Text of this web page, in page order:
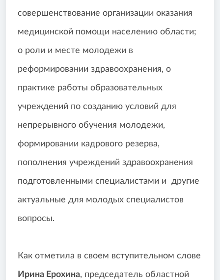
совершенствование организации оказания
медицинской помощи населению области;
о роли и месте молодежи в
реформировании здравоохранения, о
практике работы образовательных
учреждений по созданию условий для
непрерывного обучения молодежи,
формировании кадрового резерва,
пополнения учреждений здравоохранения
подготовленными специалистами и другие
актуальные для молодых специалистов
вопросы.
Как отметила в своем вступительном слове
Ирина Ерохина, председатель областной